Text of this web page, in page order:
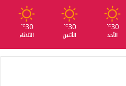
30
℃
الأحد
30
℃
الأثنين
30
℃
الثلاثاء